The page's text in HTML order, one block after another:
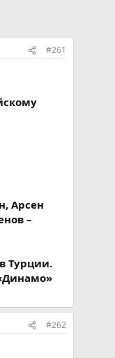
#261
Арсен
–
Турции.
#262